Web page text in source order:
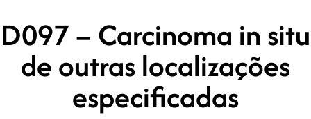
D097 – Carcinoma in situ
de outras localizações
especificadas